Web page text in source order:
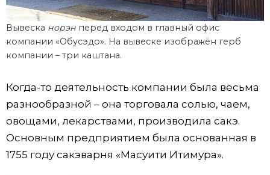
Вывеска норэнперед входом в главный офис
компании «Обусэдо». На вывеске изображён герб
компании – три каштана.
Когда-то деятельность компании была весьма
разнообразной – она торговала солью, чаем,
овощами, лекарствами, производила сакэ.
Основным предприятием была основанная в
1755 году сакэварня «Масуити Итимура».